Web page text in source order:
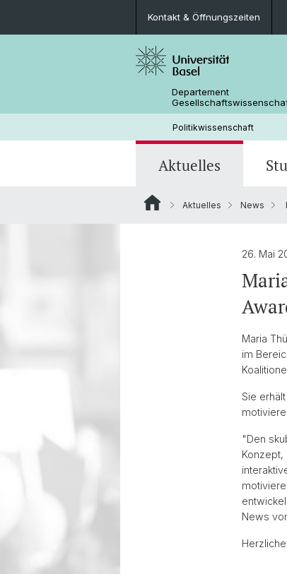
Kontakt & Öffnungszeiten
Departement
Politikwissenschaft
Aktuelles
Bibliothek & Infrastruktur
Aktuelles News
26. Mai
Maria
im
Sie
"Den
Konzept,
News